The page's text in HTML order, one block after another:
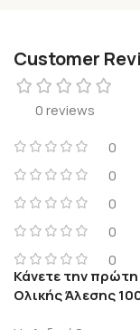
Customer
0 reviews
0
0
0
0
0
Κάνετε την πρώτη
Ολικής Άλεσης